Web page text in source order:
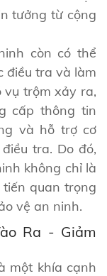
tưởng từ cộng
còn có thể
điều tra và làm
vụ trộm xảy ra,
cấp thông tin
và hỗ trợ cơ
tra. Do đó,
không chỉ là
quan trọng
vệ an ninh.
Ra - Giảm
một khía cạnh